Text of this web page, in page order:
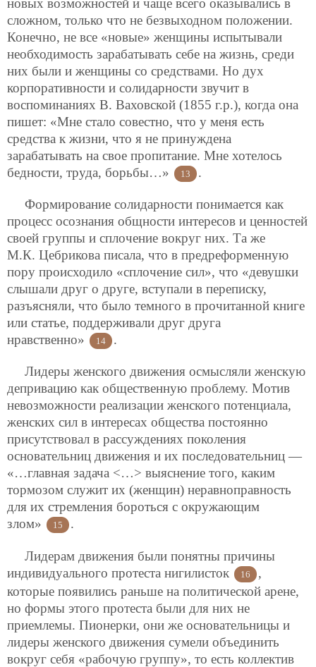
новых возможностей и чаще всего оказывались в
сложном, только что не безвыходном положении.
Конечно, не все «новые» женщины испытывали
необходимость зарабатывать себе на жизнь, среди
них были и женщины со средствами. Но дух
корпоративности и солидарности звучит в
воспоминаниях В. Ваховской (1855 г.р.), когда она
пишет: «Мне стало совестно, что у меня есть
средства к жизни, что я не принуждена
зарабатывать на свое пропитание. Мне хотелось
бедности, труда, борьбы…»
13 .
Формирование солидарности понимается как
процесс осознания общности интересов и ценностей
своей группы и сплочение вокруг них. Та же
М.К. Цебрикова писала, что в предреформенную
пору происходило «сплочение сил», что «девушки
слышали друг о друге, вступали в переписку,
разъясняли, что было темного в прочитанной книге
или статье, поддерживали друг друга
нравственно»
14 .
Лидеры женского движения осмысляли женскую
депривацию как общественную проблему. Мотив
невозможности реализации женского потенциала,
женских сил в интересах общества постоянно
присутствовал в рассуждениях поколения
основательниц движения и их последовательниц —
«…главная задача <…> выяснение того, каким
тормозом служит их (женщин) неравноправность
для их стремления бороться с окружающим
злом»
15 .
Лидерам движения были понятны причины
индивидуального протеста нигилисток
16
,
которые появились раньше на политической арене,
но формы этого протеста были для них не
приемлемы. Пионерки, они же основательницы и
лидеры женского движения сумели объединить
вокруг себя «рабочую группу», то есть коллектив